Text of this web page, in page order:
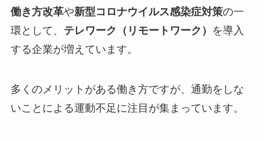
働き方改革や新型コロナウイルス感染症対策の一
環として、 テレワーク（リモートワーク）
を導入
する企業が増えています。
多くのメリットがある働き方ですが、通勤をしな
いことによる運動不足に注目が集まっています。